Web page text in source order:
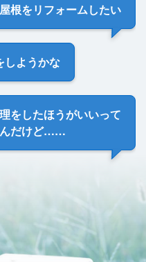
屋根をリフォームしたい
しようかな
をしたほうがいいって
だけど……